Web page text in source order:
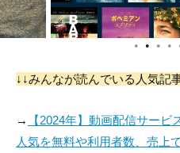
リー・ターゲセン J・K・シモ
hlin
● ● ● ●
↓↓みんなが読んでいる人気記
→
【2024年】動画配信サービ
人気を無料や利用者数、売上